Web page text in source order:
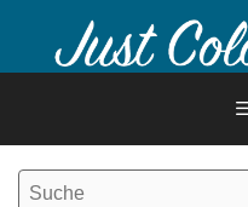
Inhalt